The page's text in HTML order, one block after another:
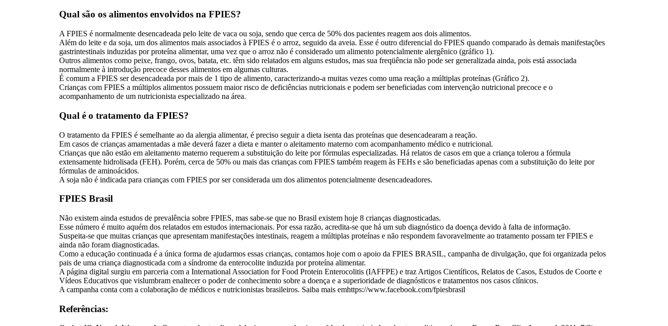
Qual são os alimentos envolvidos na FPIES?
A FPIES é normalmente desencadeada pelo leite de vaca ou soja, sendo que cerca de 50% dos pacientes reagem aos dois alimentos.
Além do leite e da soja, um dos alimentos mais associados à FPIES é o arroz, seguido da aveia. Esse é outro diferencial do FPIES quando comparado às demais manifestações
gastrintestinais induzidas por proteína alimentar, uma vez que o arroz não é considerado um alimento potencialmente alergênico (gráfico 1).
Outros alimentos como peixe, frango, ovos, batata, etc. têm sido relatados em alguns estudos, mas sua freqüência não pode ser generalizada ainda, pois está associada
normalmente à introdução precoce desses alimentos em algumas culturas.
É comum a FPIES ser desencadeada por mais de 1 tipo de alimento, caracterizando-a muitas vezes como uma reação a múltiplas proteínas (Gráfico 2).
Crianças com FPIES a múltiplos alimentos possuem maior risco de deficiências nutricionais e podem ser beneficiadas com intervenção nutricional precoce e o
acompanhamento de um nutricionista especializado na área.
Qual é o tratamento da FPIES?
O tratamento da FPIES é semelhante ao da alergia alimentar, é preciso seguir a dieta isenta das proteínas que desencadearam a reação.
Em casos de crianças amamentadas a mãe deverá fazer a dieta e manter o aleitamento materno com acompanhamento médico e nutricional.
Crianças que não estão em aleitamento materno requerem a substituição do leite por fórmulas especializadas. Há relatos de casos em que a criança tolerou a fórmula
extensamente hidrolisada (FEH). Porém, cerca de 50% ou mais das crianças com FPIES também reagem às FEHs e são beneficiadas apenas com a substituição do leite por
fórmulas de aminoácidos.
A soja não é indicada para crianças com FPIES por ser considerada um dos alimentos potencialmente desencadeadores.
FPIES Brasil
Não existem ainda estudos de prevalência sobre FPIES, mas sabe-se que no Brasil existem hoje 8 crianças diagnosticadas.
Esse número é muito aquém dos relatados em estudos internacionais. Por essa razão, acredita-se que há um sub diagnóstico da doença devido à falta de informação.
Suspeita-se que muitas crianças que apresentam manifestações intestinais, reagem a múltiplas proteínas e não respondem favoravelmente ao tratamento possam ter FPIES e
ainda não foram diagnosticadas.
Como a educação continuada é a única forma de ajudarmos essas crianças, contamos hoje com o apoio da FPIES BRASIL, campanha de divulgação, que foi organizada pelos
pais de uma criança diagnosticada com a síndrome da enterocolite induzida por proteína alimentar.
A página digital surgiu em parceria com a International Association for Food Protein Enterocolitis (IAFFPE) e traz Artigos Científicos, Relatos de Casos, Estudos de Coorte e
Vídeos Educativos que vislumbram enaltecer o poder de conhecimento sobre a doença e a superioridade de diagnósticos e tratamentos nos casos clínicos.
A campanha conta com a colaboração de médicos e nutricionistas brasileiros. Saiba mais emhttps://www.facebook.com/fpiesbrasil
Referências: